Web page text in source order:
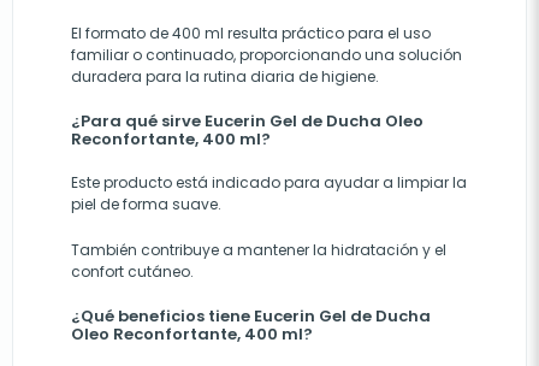
El formato de 400 ml resulta práctico para el uso
familiar o continuado, proporcionando una solución
duradera para la rutina diaria de higiene.
¿Para qué sirve Eucerin Gel de Ducha Oleo
Reconfortante, 400 ml?
Este producto está indicado para ayudar a limpiar la
piel de forma suave.
También contribuye a mantener la hidratación y el
confort cutáneo.
¿Qué beneficios tiene Eucerin Gel de Ducha
Oleo Reconfortante, 400 ml?